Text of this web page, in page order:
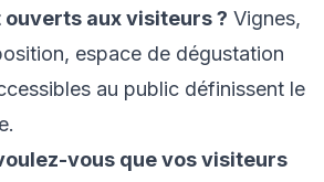
ouverts aux visiteurs ? Vignes,
espace de dégustation
au public définissent le
vous que vos visiteurs